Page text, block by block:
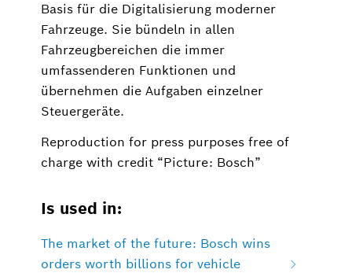
Basis für die Digitalisierung moderner
Fahrzeuge. Sie bündeln in allen
Fahrzeugbereichen die immer
umfassenderen Funktionen und
übernehmen die Aufgaben einzelner
Steuergeräte.
Reproduction for press purposes free of
charge with credit “Picture: Bosch”
Is used in:
The market of the future: Bosch wins
orders worth billions for vehicle